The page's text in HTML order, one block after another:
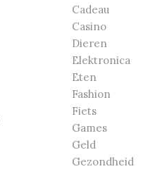
Cadeau
Casino
Dieren
Elektronica
Eten
Fashion
Fiets
Games
Geld
Gezondheid